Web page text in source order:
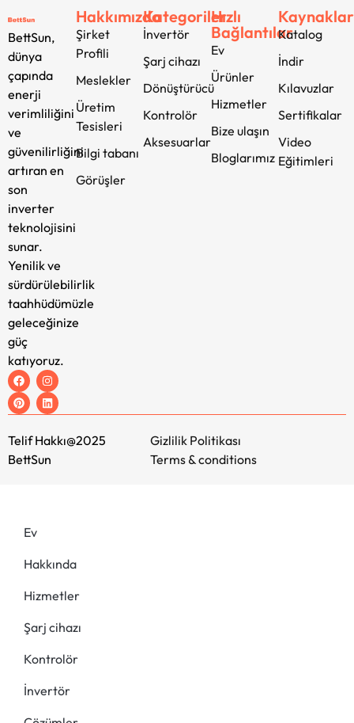
BettSun,
dünya
çapında
enerji
verimliliğini
ve
güvenilirliğini
artıran en
son
inverter
teknolojisini
sunar.
Yenilik ve
sürdürülebilirlik
taahhüdümüzle
geleceğinize
güç
katıyoruz.
Hakkımızda
Şirket
Profili
Meslekler
Üretim
Tesisleri
Bilgi tabanı
Görüşler
Kategoriler
İnvertör
Şarj cihazı
Dönüştürücü
Kontrolör
Aksesuarlar
Hızlı
Bağlantılar
Ev
Ürünler
Hizmetler
Bize ulaşın
Bloglarımız
Kaynaklar
Katalog
İndir
Kılavuzlar
Sertifikalar
Video
Eğitimleri
Telif Hakkı@2025
BettSun
Gizlilik Politikası
Terms & conditions
Ev
Hakkında
Hizmetler
Şarj cihazı
Kontrolör
İnvertör